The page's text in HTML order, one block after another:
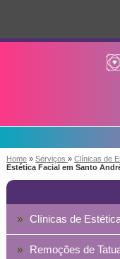
Home » Serviços » Clínicas de
Estética Facial em Santo
Clínicas de
Remoções de